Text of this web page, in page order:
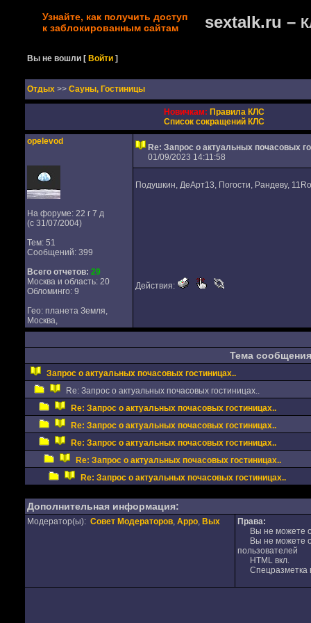
Узнайте, как получить доступ
к заблокированным сайтам
sextalk.ru –
Вы не вошли [Войти ]
Oтдых >> Сауны, Гостиницы
Новичкам: Правила КЛС
Список сокращений КЛС
opelevod
На форуме: 22 г 7 д
(с 31/07/2004)
Тем: 51
Сообщений: 399
Всего отчетов: 29
Москва и область: 20
Обломинго: 9
Гео: планета Земля,
Москва,
Re: Запрос о актуальных почасовых
01/09/2023 14:11:58
Подушкин, ДеАрт13, Погости, Рандеву,
Действия:
Тема сообщения
Запрос о актуальных почасовых гостиницах..
Re: Запрос о актуальных почасовых гостиницах..
Re: Запрос о актуальных почасовых гостиницах..
Re: Запрос о актуальных почасовых гостиницах..
Re: Запрос о актуальных почасовых гостиницах..
Re: Запрос о актуальных почасовых гостиницах..
Re: Запрос о актуальных почасовых гостиницах..
Дополнительная информация:
Модератор(ы): Совет Модераторов, Appo, Вых
Права:
Вы не можете
Вы не можете
пользователей
HTML вкл.
Спецразметка